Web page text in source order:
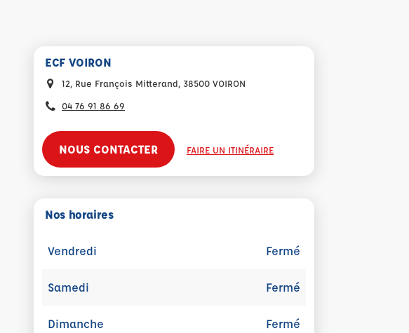
ECF VOIRON
12, Rue François Mitterand, 38500 VOIRON
04 76 91 86 69
NOUS CONTACTER FAIRE UN ITINÉRAIRE
Nos horaires
Vendredi Fermé
Samedi Fermé
Dimanche Fermé